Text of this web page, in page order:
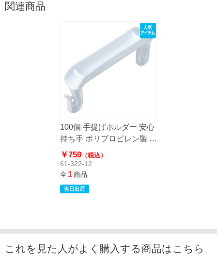
関連商品
100個 手提げホルダー 安心
持ち手 ポリプロピレン製 ホ
ワイト
￥759（税込）
61-322-12
全1商品
これを見た人がよく購入する商品はこちら